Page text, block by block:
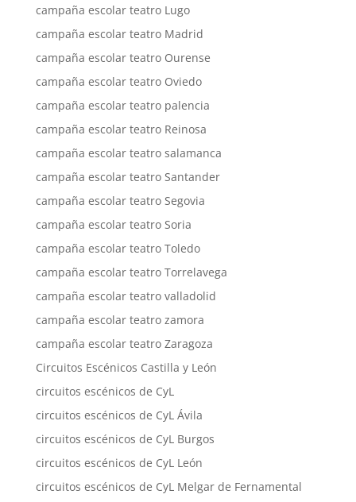
campaña escolar teatro Lugo
campaña escolar teatro Madrid
campaña escolar teatro Ourense
campaña escolar teatro Oviedo
campaña escolar teatro palencia
campaña escolar teatro Reinosa
campaña escolar teatro salamanca
campaña escolar teatro Santander
campaña escolar teatro Segovia
campaña escolar teatro Soria
campaña escolar teatro Toledo
campaña escolar teatro Torrelavega
campaña escolar teatro valladolid
campaña escolar teatro zamora
campaña escolar teatro Zaragoza
Circuitos Escénicos Castilla y León
circuitos escénicos de CyL
circuitos escénicos de CyL Ávila
circuitos escénicos de CyL Burgos
circuitos escénicos de CyL León
circuitos escénicos de CyL Melgar de Fernamental